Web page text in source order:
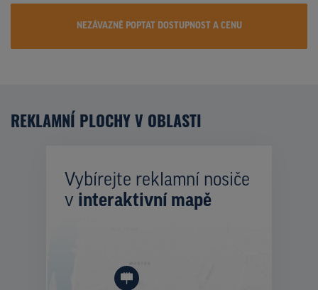
NEZÁVAZNĚ POPTAT DOSTUPNOST A CENU
REKLAMNÍ PLOCHY V OBLASTI
Vybírejte reklamní nosiče
v interaktivní mapě